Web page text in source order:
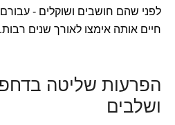
לפני שהם חושבים ושוקלים -
חיים אותה אימצו לאורך שנים רבות.
הפרעות שליטה
ושלבים